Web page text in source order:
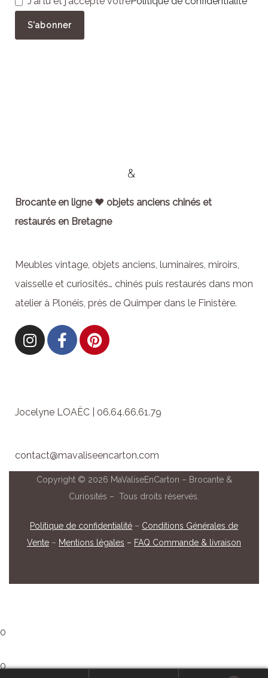
Brocante en ligne ♥ objets anciens chinés et
restaurés en Bretagne
Meubles vintage, objets anciens, luminaires, miroirs,
vaisselle et curiosités… chinés puis restaurés dans mon
atelier à Plonéis, près de Quimper dans le Finistère.
Jocelyne LOAËC | 06.64.66.61.79
contact@mavaliseencarton.com
Copyright © 2026 MaValiseEnCarton – Brocante &
Curiosités – Tous droits réservés.
Politique de confidentialité – Conditions Générales de
Vente – Mentions légales – FAQ Commande & livraison
0
0